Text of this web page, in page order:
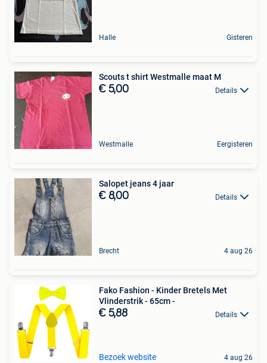
Halle Gisteren
Scouts t shirt Westmalle maat M
€ 5,00 Details
Westmalle Eergisteren
Salopet jeans 4 jaar
€ 8,00 Details
Brecht 4 aug 26
Fako Fashion - Kinder Bretels Met
Vlinderstrik - 65cm -
€ 5,88 Details
Bezoek website 4 aug 26